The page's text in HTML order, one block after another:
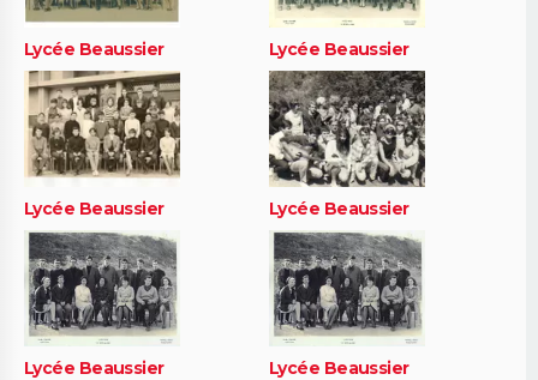
Lycée Beaussier Lycée Beaussier
Lycée Beaussier Lycée Beaussier
Lycée Beaussier Lycée Beaussier